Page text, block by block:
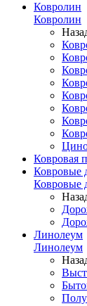
Ковролин
Ковролин
Ковровая
Ковровые
Ковровые
Линолеум
Линолеум